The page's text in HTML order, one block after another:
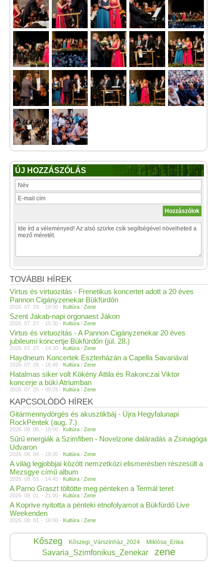
ÚJ HOZZÁSZÓLÁS
TOVÁBBI HÍREK
Virtus és virtuozitás - Frenetikus koncertet adott a 20 éves
Pannon Cigányzenekar Bükfürdőn
2026. 07. 29. - 19:00 - Kultúra / Zene
Szent Jakab-napi orgonaest Jákon
2026. 07. 27. - 15:30 - Kultúra / Zene
Virtus és virtuozitás - A Pannon Cigányzenekar 20 éves
jubileumi koncertje Bükfürdőn (júl. 28.)
2026. 07. 27. - 14:30 - Kultúra / Zene
Haydneum Koncertek Eszterházán a Capella Savariával
2026. 07. 26. - 16:45 - Kultúra / Zene
Hatalmas siker volt Kökény Attila és Rakonczai Viktor
koncerje a büki Atriumban
2026. 07. 20. - 00:25 - Kultúra / Zene
KAPCSOLÓDÓ HÍREK
Gitármennydörgés és akusztikbáj - Újra Hegyfalunapi
RockPéntek (aug. 7.)
2026. 08. 06. - 18:00 - Kultúra / Zene
Sűrű energiák a Szimfiben - Novelzone daláradás a Zsinagóga
Udvaron
2026. 08. 04. - 18:20 - Kultúra / Zene
A világ legjobbjai között nemzetközi elismerésben részesült a
Mezsgye című album
2026. 08. 03. - 14:45 - Kultúra / Zene
A Parno Graszt töltötte meg pénteken a Termál teret
2026. 08. 01. - 21:00 - Kultúra / Zene
A Koprive nyitotta a pénteki etnofolyamot a Bükfürdő Live
Weekenden
2026. 08. 01. - 16:00 - Kultúra / Zene
Kőszeg Kőszegi_Várszínház_2024 Miklósa_Erika
Savaria_Szimfonikus_Zenekar zene